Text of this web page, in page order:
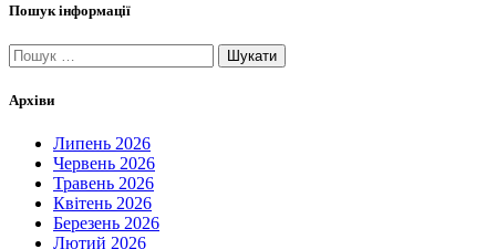
Пошук інформації
Пошук:
Архіви
Липень 2026
Червень 2026
Травень 2026
Квітень 2026
Березень 2026
Лютий 2026